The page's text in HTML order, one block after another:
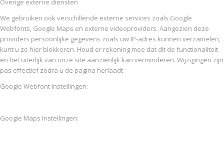
Overige externe diensten
We gebruiken ook verschillende externe services zoals Google
Webfonts, Google Maps en externe videoproviders. Aangezien deze
providers persoonlijke gegevens zoals uw IP-adres kunnen verzamelen,
kunt u ze hier blokkeren. Houd er rekening mee dat dit de functionaliteit
en het uiterlijk van onze site aanzienlijk kan verminderen. Wijzigingen zijn
pas effectief zodra u de pagina herlaadt
Google Webfont Instellingen:
Google Maps Instellingen: